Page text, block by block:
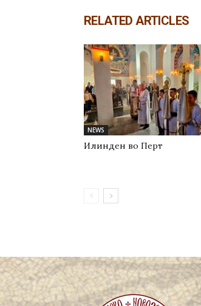
RELATED ARTICLES
NEWS
Илинден во Перт